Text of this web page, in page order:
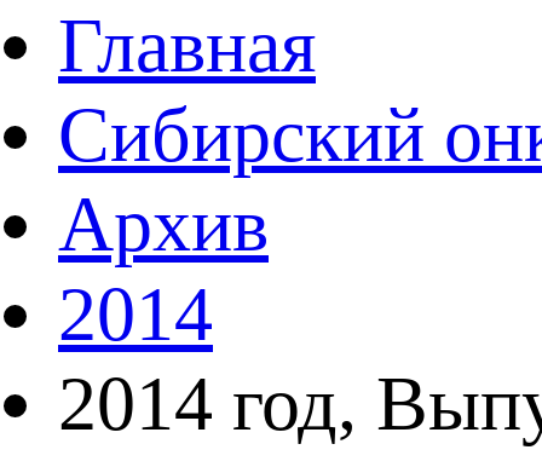
Главная
Сибирский
Архив
2014
2014 год,